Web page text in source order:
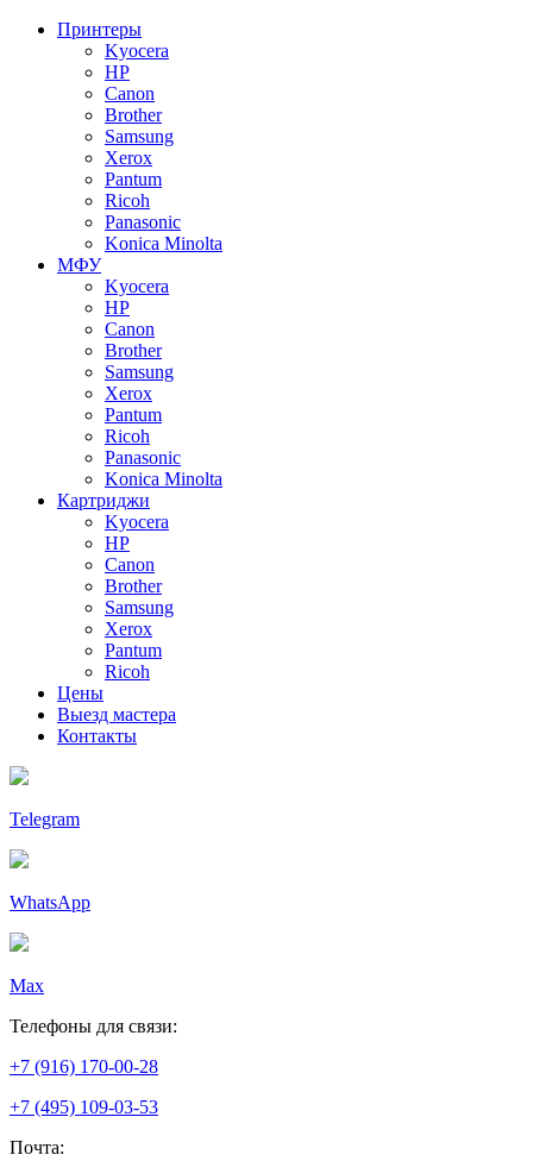
Принтеры
Kyocera
HP
Canon
Brother
Samsung
Xerox
Pantum
Ricoh
Panasonic
Konica Minolta
МФУ
Kyocera
HP
Canon
Brother
Samsung
Xerox
Pantum
Ricoh
Panasonic
Konica Minolta
Картриджи
Kyocera
HP
Canon
Brother
Samsung
Xerox
Pantum
Ricoh
Цены
Выезд мастера
Контакты
Telegram
WhatsApp
Max
Телефоны для связи:
+7 (916) 170-00-28
+7 (495) 109-03-53
Почта: